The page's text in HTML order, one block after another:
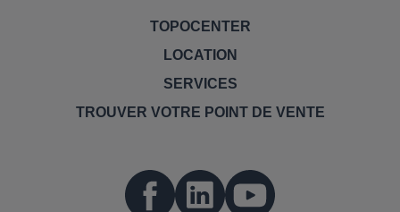
TOPOCENTER
LOCATION
SERVICES
TROUVER VOTRE POINT DE VENTE